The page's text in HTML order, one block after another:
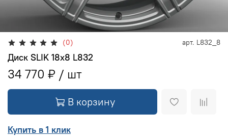
(0) арт. L832_8
Диск SLIK 18х8 L832
34 770 ₽
В корзину
Купить в 1 клик